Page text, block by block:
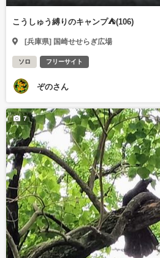
こうしゅう縛りのキャンプ⛺(106)
[兵庫県] 国崎せせらぎ広場
ソロ フリーサイト
ぞのさん
7